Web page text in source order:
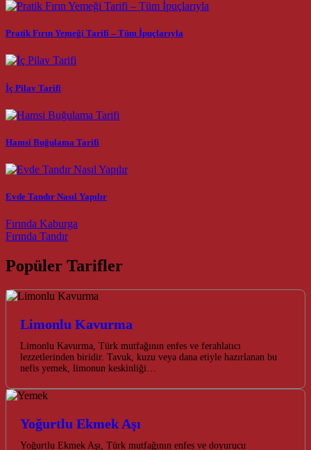
Pratik Fırın Yemeği Tarifi – Tüm İpuçlarıyla
İç Pilav Tarifi
Hamsi Buğulama Tarifi
Evde Tandır Nasıl Yapılır
Post navigation
Fırında Kaburga
Fırında Tandır
Popüler Tarifler
Limonlu Kavurma
Limonlu Kavurma, Türk mutfağının enfes ve ferahlatıcı
lezzetlerinden biridir. Tavuk, kuzu veya dana etiyle hazırlanan bu
nefis yemek, limonun keskinliği…
Yoğurtlu Ekmek Aşı
Yoğurtlu Ekmek Aşı, Türk mutfağının enfes ve doyurucu